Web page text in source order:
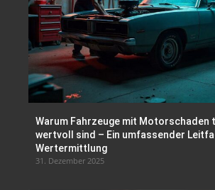
Warum Fahrzeuge mit Motorschaden
wertvoll sind – Ein umfassender
Wertermittlung
31. Dezember 2025